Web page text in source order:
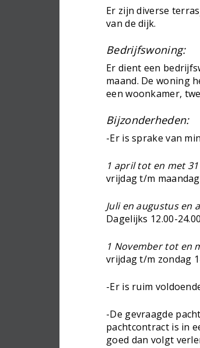
Er zijn diverse
van de dijk.
Bedrijfswoning:
Er dient een
maand. De woning
een woonkamer,
Bijzonderheden:
-Er is sprake van
1 april tot en met
vrijdag t/m
Juli en augustus en
Dagelijks 12.00-
1 November tot en
vrijdag t/m zondag
-Er is ruim
-De gevraagde
pachtcontract is in
goed dan volgt